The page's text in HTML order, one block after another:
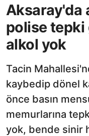
Aksaray'da
polise tepki
alkol yok
Tacin
kaybedip dönel
önce basın
memurlarına
yok, bende sinir